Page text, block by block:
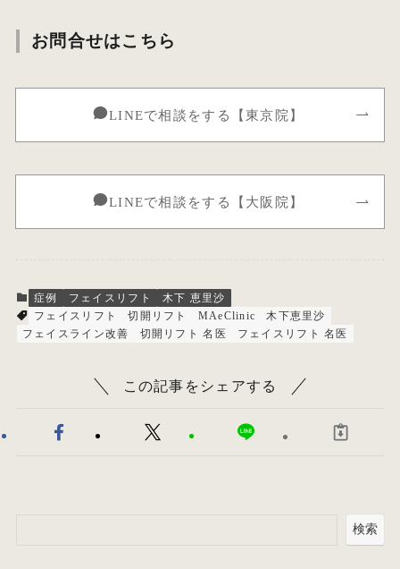
お問合せはこちら
LINEで相談をする【東京院】
LINEで相談をする【大阪院】
症例 フェイスリフト
木下 恵里沙
フェイスリフト
切開リフト MAeClinic
木下恵里沙
フェイスライン改善
切開リフト 名医 フェイスリフト 名医
この記事をシェアする
検索